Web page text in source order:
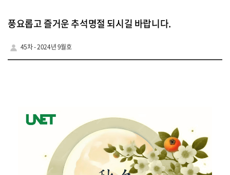
풍요롭고 즐거운 추석명절 되시길 바랍니다.
45차 - 2024년 9월호